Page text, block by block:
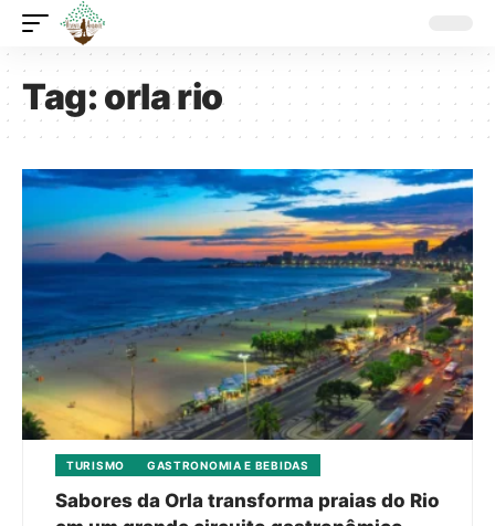
Tag:orla rio
TURISMO GASTRONOMIA E BEBIDAS
Sabores da Orla transforma praias do Rio